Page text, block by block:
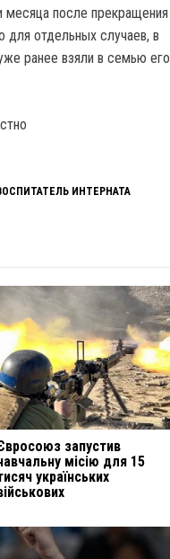
месяца после прекращения
отдельных случаев, в
ранее взяли в семью его
ИНТЕРНАТА
запустив
місію для 15
українських